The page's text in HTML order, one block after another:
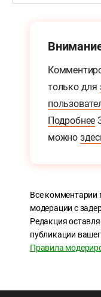
только для
Подробнее
можно
Все комментарии
модерации с
Редакция
публикации
Правила